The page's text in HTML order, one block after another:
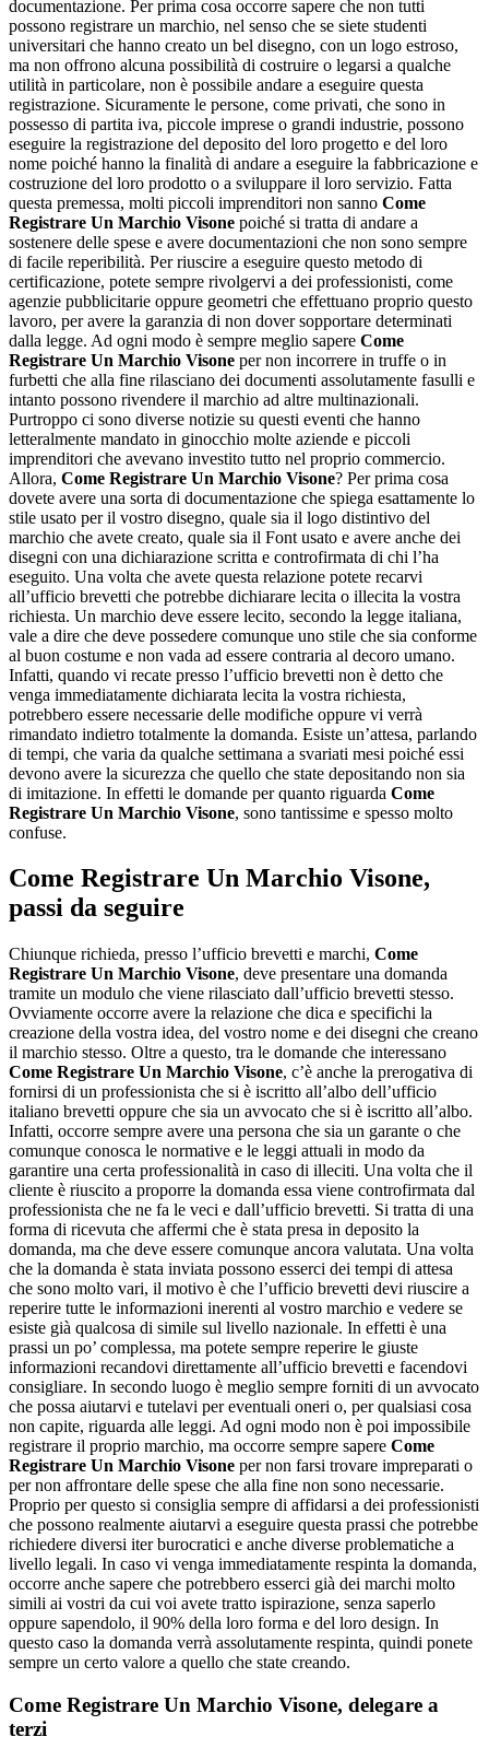
documentazione. Per prima cosa occorre sapere che non tutti
possono registrare un marchio, nel senso che se siete studenti
universitari che hanno creato un bel disegno, con un logo estroso,
ma non offrono alcuna possibilità di costruire o legarsi a qualche
utilità in particolare, non è possibile andare a eseguire questa
registrazione. Sicuramente le persone, come privati, che sono in
possesso di partita iva, piccole imprese o grandi industrie, possono
eseguire la registrazione del deposito del loro progetto e del loro
nome poiché hanno la finalità di andare a eseguire la fabbricazione e
costruzione del loro prodotto o a sviluppare il loro servizio. Fatta
questa premessa, molti piccoli imprenditori non sanno Come
Registrare Un Marchio Visone poiché si tratta di andare a
sostenere delle spese e avere documentazioni che non sono sempre
di facile reperibilità. Per riuscire a eseguire questo metodo di
certificazione, potete sempre rivolgervi a dei professionisti, come
agenzie pubblicitarie oppure geometri che effettuano proprio questo
lavoro, per avere la garanzia di non dover sopportare determinati
dalla legge. Ad ogni modo è sempre meglio sapere Come
Registrare Un Marchio Visone per non incorrere in truffe o in
furbetti che alla fine rilasciano dei documenti assolutamente fasulli e
intanto possono rivendere il marchio ad altre multinazionali.
Purtroppo ci sono diverse notizie su questi eventi che hanno
letteralmente mandato in ginocchio molte aziende e piccoli
imprenditori che avevano investito tutto nel proprio commercio.
Allora, Come Registrare Un Marchio Visone? Per prima cosa
dovete avere una sorta di documentazione che spiega esattamente lo
stile usato per il vostro disegno, quale sia il logo distintivo del
marchio che avete creato, quale sia il Font usato e avere anche dei
disegni con una dichiarazione scritta e controfirmata di chi l’ha
eseguito. Una volta che avete questa relazione potete recarvi
all’ufficio brevetti che potrebbe dichiarare lecita o illecita la vostra
richiesta. Un marchio deve essere lecito, secondo la legge italiana,
vale a dire che deve possedere comunque uno stile che sia conforme
al buon costume e non vada ad essere contraria al decoro umano.
Infatti, quando vi recate presso l’ufficio brevetti non è detto che
venga immediatamente dichiarata lecita la vostra richiesta,
potrebbero essere necessarie delle modifiche oppure vi verrà
rimandato indietro totalmente la domanda. Esiste un’attesa, parlando
di tempi, che varia da qualche settimana a svariati mesi poiché essi
devono avere la sicurezza che quello che state depositando non sia
di imitazione. In effetti le domande per quanto riguarda Come
Registrare Un Marchio Visone, sono tantissime e spesso molto
confuse.
Come Registrare Un Marchio Visone,
passi da seguire
Chiunque richieda, presso l’ufficio brevetti e marchi, Come
Registrare Un Marchio Visone, deve presentare una domanda
tramite un modulo che viene rilasciato dall’ufficio brevetti stesso.
Ovviamente occorre avere la relazione che dica e specifichi la
creazione della vostra idea, del vostro nome e dei disegni che creano
il marchio stesso. Oltre a questo, tra le domande che interessano
Come Registrare Un Marchio Visone, c’è anche la prerogativa di
fornirsi di un professionista che si è iscritto all’albo dell’ufficio
italiano brevetti oppure che sia un avvocato che si è iscritto all’albo.
Infatti, occorre sempre avere una persona che sia un garante o che
comunque conosca le normative e le leggi attuali in modo da
garantire una certa professionalità in caso di illeciti. Una volta che il
cliente è riuscito a proporre la domanda essa viene controfirmata dal
professionista che ne fa le veci e dall’ufficio brevetti. Si tratta di una
forma di ricevuta che affermi che è stata presa in deposito la
domanda, ma che deve essere comunque ancora valutata. Una volta
che la domanda è stata inviata possono esserci dei tempi di attesa
che sono molto vari, il motivo è che l’ufficio brevetti devi riuscire a
reperire tutte le informazioni inerenti al vostro marchio e vedere se
esiste già qualcosa di simile sul livello nazionale. In effetti è una
prassi un po’ complessa, ma potete sempre reperire le giuste
informazioni recandovi direttamente all’ufficio brevetti e facendovi
consigliare. In secondo luogo è meglio sempre forniti di un avvocato
che possa aiutarvi e tutelavi per eventuali oneri o, per qualsiasi cosa
non capite, riguarda alle leggi. Ad ogni modo non è poi impossibile
registrare il proprio marchio, ma occorre sempre sapere Come
Registrare Un Marchio Visone per non farsi trovare impreparati o
per non affrontare delle spese che alla fine non sono necessarie.
Proprio per questo si consiglia sempre di affidarsi a dei professionisti
che possono realmente aiutarvi a eseguire questa prassi che potrebbe
richiedere diversi iter burocratici e anche diverse problematiche a
livello legali. In caso vi venga immediatamente respinta la domanda,
occorre anche sapere che potrebbero esserci già dei marchi molto
simili ai vostri da cui voi avete tratto ispirazione, senza saperlo
oppure sapendolo, il 90% della loro forma e del loro design. In
questo caso la domanda verrà assolutamente respinta, quindi ponete
sempre un certo valore a quello che state creando.
Come Registrare Un Marchio Visone, delegare a
terzi